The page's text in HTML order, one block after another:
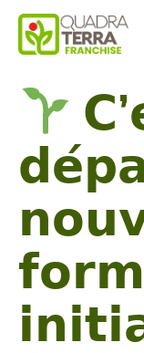
Panneau de